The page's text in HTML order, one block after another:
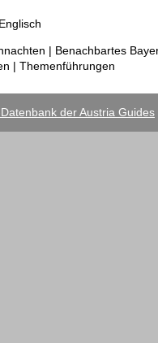
| Benachbartes
| Themenführungen
der Austria Guides